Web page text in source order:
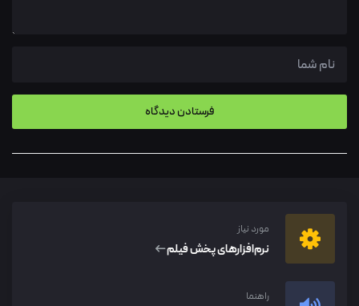
مورد نیاز
نرم‌افزار‌های پخش فیلم
راهنما